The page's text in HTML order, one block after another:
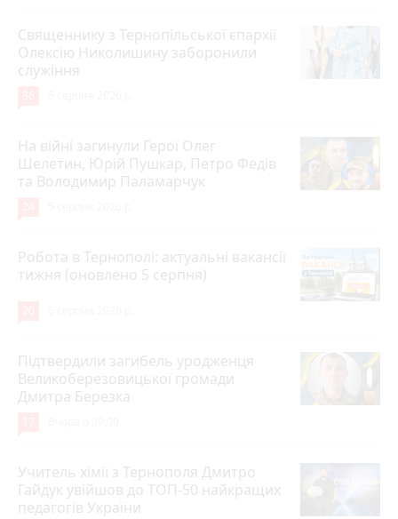
Священнику з Тернопільської єпархії
Олексію Николишину заборонили
служіння
На війні загинули Герої Олег
Шелетин, Юрій Пушкар, Петро Федів
та Володимир Паламарчук
Робота в Тернополі: актуальні вакансії
тижня (оновлено 5 серпня)
Підтвердили загибель уродженця
Великоберезовицької громади
Дмитра Березка
Учитель хімії з Тернополя Дмитро
Гайдук увійшов до ТОП-50 найкращих
педагогів України